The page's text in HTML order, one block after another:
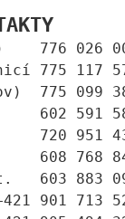
776 026
775 117
775 099
602 591
720 951
608 768
603 883
901 713